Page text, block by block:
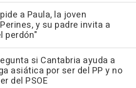
a Paula, la joven
y su padre invita a
perdón"
si Cantabria ayuda a
asiática por ser del PP y no
del PSOE